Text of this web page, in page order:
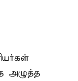
அழுத்த